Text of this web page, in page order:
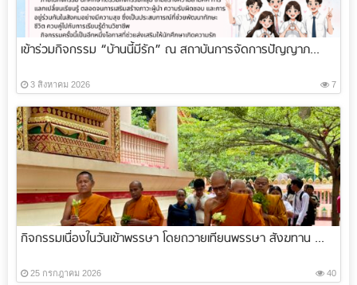
เข้าร่วมกิจกรรม “บ้านนี้มีรัก” ณ สถาบันการจัดการปัญญาภ...
3 สิงหาคม 2026 7
กิจกรรมเนื่องในวันเข้าพรรษา โดยถวายเทียนพรรษา สังฆทาน ...
25 กรกฎาคม 2026 40